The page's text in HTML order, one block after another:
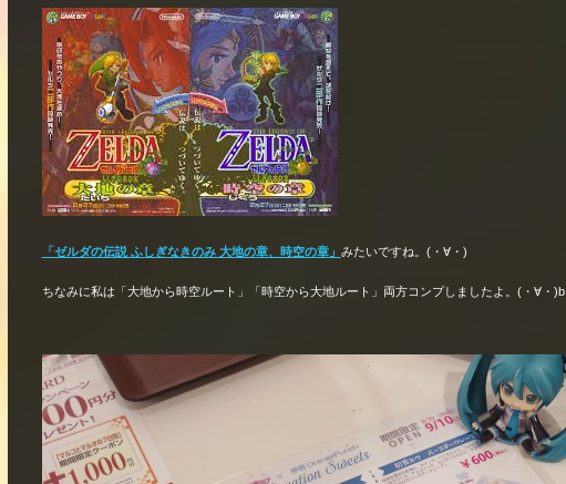
「ゼルダの伝説 ふしぎなきのみ 大地の章、時空の章」 みたいですね。(・∀・)
ちなみに私は「大地から時空ルート」「時空から大地ルート」両方コンプしましたよ。(・∀・)b